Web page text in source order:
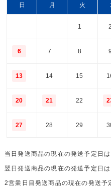
日 月 火
1 2
6 7 8 9
13 14 15
20 21 22
27 28 29
当日発送商品の現在の発送予定日は
翌日発送商品の現在の発送予定日は
2営業日目発送商品の現在の発送予